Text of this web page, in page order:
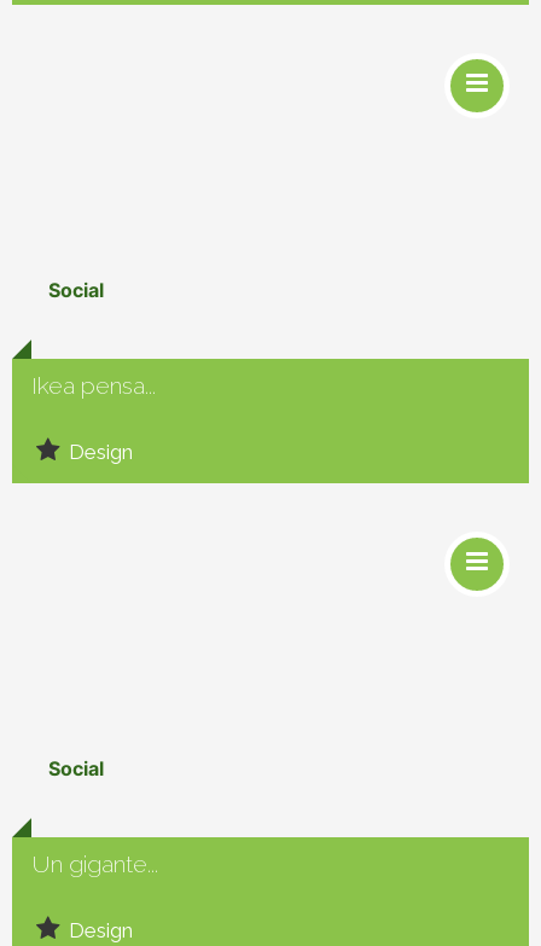
Ikea pensa...
Design
Social
Un gigante...
Design
Social